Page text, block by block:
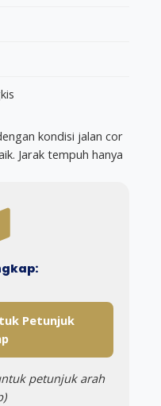
kondisi jalan cor
Jarak tempuh hanya
Petunjuk
petunjuk arah